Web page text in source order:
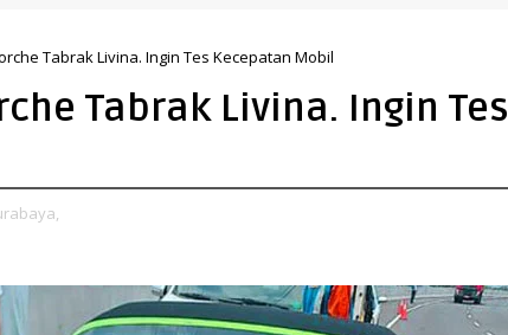
Tabrak Livina. Ingin Tes Kecepatan Mobil
Tabrak Livina. Ingin Tes